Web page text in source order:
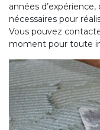
années
nécessaires pour
Vous pouvez
moment pour toute